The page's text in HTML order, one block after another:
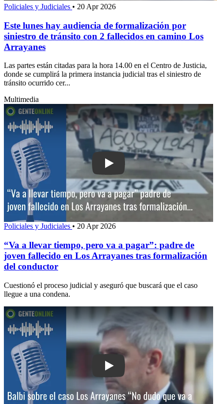
Policiales y Judiciales • 20 Apr 2026
Este lunes hay audiencia de formalización por
siniestro de tránsito con 2 fallecidos en camino Los
Arrayanes
Las partes están citadas para la hora 14.00 en el Centro de Justicia,
donde se cumplirá la primera instancia judicial tras el siniestro de
tránsito ocurrido cer...
Multimedia
Play: “Va a llevar tiempo, pero va a
Policiales y Judiciales • 20 Apr 2026
“Va a llevar tiempo, pero va a pagar”: padre de
joven fallecido en Los Arrayanes tras formalización
del conductor
Cuestionó el proceso judicial y aseguró que buscará que el caso
llegue a una condena.
Play: Balbi sobre el caso Los